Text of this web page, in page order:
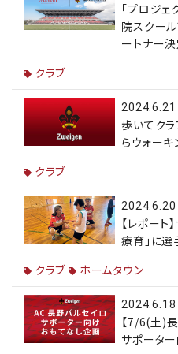
「プロジェ
院スクー
ートナー
クラブ
2024.6.21
歩いてク
らウォーキ
クラブ
2024.6.20
【レポート
療育」に選
クラブ
ホームタウン
2024.6.18
【7/6(土)
サポータ